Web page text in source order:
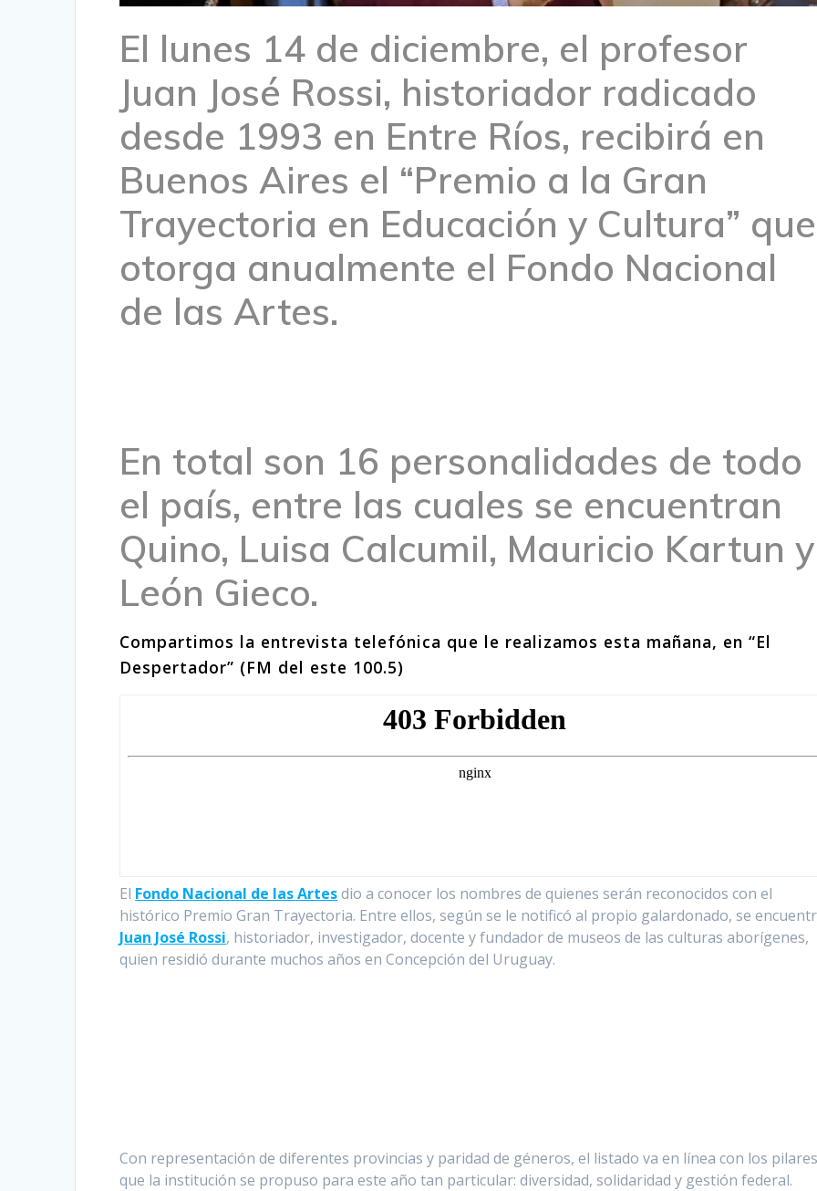
El lunes 14 de diciembre, el profesor
Juan José Rossi, historiador radicado
desde 1993 en Entre Ríos, recibirá en
Buenos Aires el “Premio a la Gran
Trayectoria en Educación y Cultura” que
otorga anualmente el Fondo Nacional
de las Artes.
En total son 16 personalidades de todo
el país, entre las cuales se encuentran
Quino, Luisa Calcumil, Mauricio Kartun y
León Gieco.
Compartimos la entrevista telefónica que le realizamos esta mañana, en “El
Despertador” (FM del este 100.5)
El Fondo Nacional de las Artesdio a conocer los nombres de quienes serán reconocidos con el
histórico Premio Gran Trayectoria. Entre ellos, según se le notificó al propio galardonado, se
Juan José Rossi, historiador, investigador, docente y fundador de museos de las culturas aborígenes,
quien residió durante muchos años en Concepción del Uruguay.
Con representación de diferentes provincias y paridad de géneros, el listado va en línea con los
que la institución se propuso para este año tan particular: diversidad, solidaridad y gestión federal.